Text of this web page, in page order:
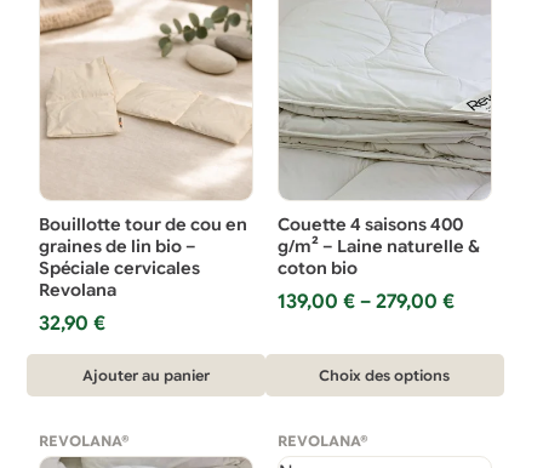
Bouillotte tour de cou en
graines de lin bio –
Spéciale cervicales
Revolana
32,90€
Ajouter au panier
Couette 4 saisons 400
g/m² – Laine naturelle &
coton bio
139,00 € – 279,00 €
Plage
139,00 €
à
Choix des options
produit
REVOLANA® REVOLANA®